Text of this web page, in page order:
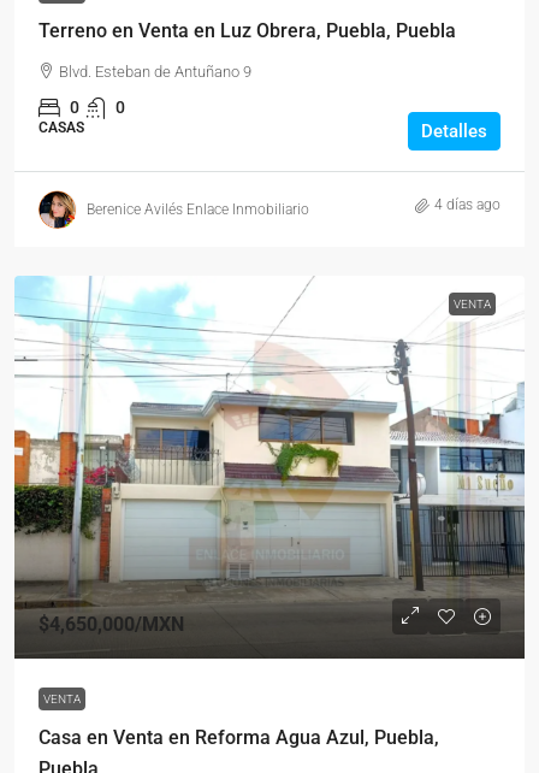
Terreno en Venta en Luz Obrera, Puebla, Puebla
Blvd. Esteban de Antuñano 9
0 0
CASAS Detalles
Berenice Avilés Enlace Inmobiliario 4 días ago
VENTA
$4,650,000/MXN
VENTA
Casa en Venta en Reforma Agua Azul, Puebla,